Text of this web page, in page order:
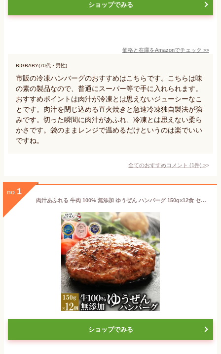
ショップでみる
価格と在庫をAmazonでチェック >>
BIGBABY(70代・男性)
市販の冷凍ハンバーグのおすすめはこちらです。こちらは味
の素の製品なので、普通にスーパー等で手に入れられます。
おすすめポイントは肉汁が冷凍とは思えないジューシーなこ
とです。肉汁を閉じ込める直火焼きと急速冷凍独自製法が強
みです。切った瞬間に肉汁があふれ、冷凍とは思えない柔ら
かさです。袋のままレンジで温めるだけというのは楽でいい
ですね。
全てのおすすめコメント (1件) >
no. 1
肉汁あふれる 牛肉 100% 無添加 ゆうぜん ハンバーグ 150g×12食 セット (1.8kg) 【送料無料】 楽天ランキング1位 年間250万個完売 お取り寄せ グルメ 冷凍 食品 肉 惣菜 美味しい おかず 子供 安心 お中元 御中元 贈り物 ギフト 内祝い 誕生日
ショップでみる